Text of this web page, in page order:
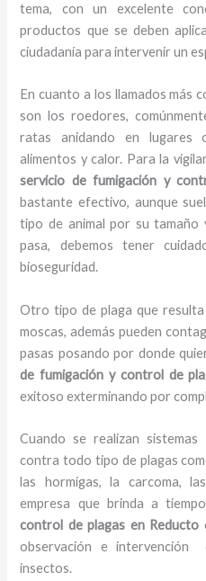
tema, con un excelente
productos que se deben
ciudadanía para intervenir un
En cuanto a los llamados más
son los roedores,
ratas anidando en lugares
alimentos y calor. Para la
servicio de fumigación y
bastante efectivo, aunque
tipo de animal por su
pasa, debemos tener
bioseguridad.
Otro tipo de plaga que
moscas, además pueden
pasas posando por donde
de fumigación y control de
exitoso exterminando por
Cuando se realizan
contra todo tipo de plagas
las hormigas, la carcoma,
empresa que brinda a
control de plagas en Reducto
observación e
insectos.